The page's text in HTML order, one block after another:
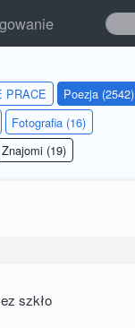
PRACE Poezja (2542)
Fotografia (16)
Znajomi (19)
szkło